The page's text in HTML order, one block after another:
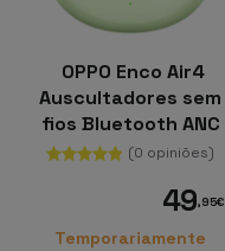
OPPO Enco Air4
Auscultadores sem
fios Bluetooth ANC
32 dB 43 h Verde
(0 opiniões)
49,95€
Temporariamente